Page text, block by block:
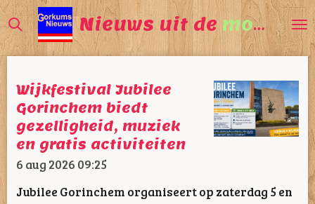
Ga
direct
naar
de
hoofdinhoud
Nieuws uit de mooiste
Wijkfestival Jubilee
Gorinchem biedt
gezelligheid, muziek
en gratis activiteiten
6 aug 2026 09:25
Jubilee Gorinchem organiseert op zaterdag 5 en